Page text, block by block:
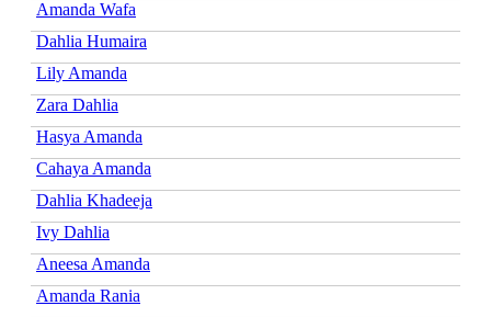
Amanda Wafa
Dahlia Humaira
Lily Amanda
Zara Dahlia
Hasya Amanda
Cahaya Amanda
Dahlia Khadeeja
Ivy Dahlia
Aneesa Amanda
Amanda Rania